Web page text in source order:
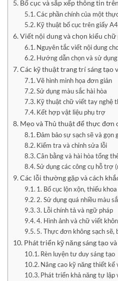
Bố cục và sắp xếp thông tin
Các phần chính của một
Kỹ thuật bố cục trên giấy A4
Viết nội dung và chọn kiểu chữ
Nguyên tắc viết nội dung
Hướng dẫn chọn và sử
Các kỹ thuật trang trí sáng tạo
Vẽ hình minh họa đơn giản
Sử dụng màu sắc hài hòa
Kỹ thuật chữ viết tay nghệ
Kết hợp vật liệu phụ trợ
Mẹo và Thủ thuật để thực đơn
Đảm bảo sự sạch sẽ và gọn
Kiểm tra và chỉnh sửa lỗi
Cân bằng và hài hòa tổng
Sử dụng các công cụ hỗ trợ
Các lỗi thường gặp và cách
1. Bố cục lộn xộn, thiếu
2. Sử dụng quá nhiều màu
3. Lỗi chính tả và ngữ pháp
4. Hình ảnh và chữ viết
5. Thực đơn không sạch sẽ,
Phát triển kỹ năng sáng tạo
Rèn luyện tư duy sáng tạo
Nâng cao kỹ năng thiết kế
Phát triển khả năng tự lập